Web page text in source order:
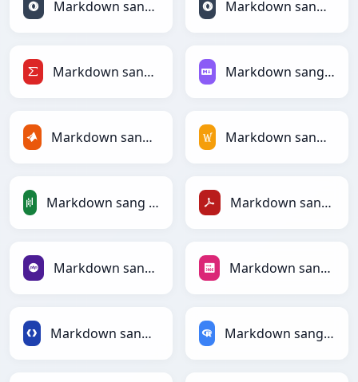
Markdown sang JSON Markdown sang JSONLines
Markdown sang LaTeX Markdown sang Markdown
Markdown sang MATLAB Markdown sang MediaWiki
Markdown sang PandasDataFrame Markdown sang PDF
Markdown sang PHP Markdown sang PNG
Markdown sang Protobuf Markdown sang RDataFrame